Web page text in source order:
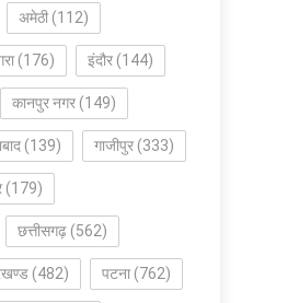
अमेठी (112)
(176) इंदौर (144)
कानपुर नगर (149)
(139) गाजीपुर (333)
(179)
छत्तीसगढ़ (562)
(482) पटना (762)